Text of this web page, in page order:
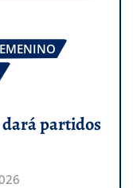
dará partidos